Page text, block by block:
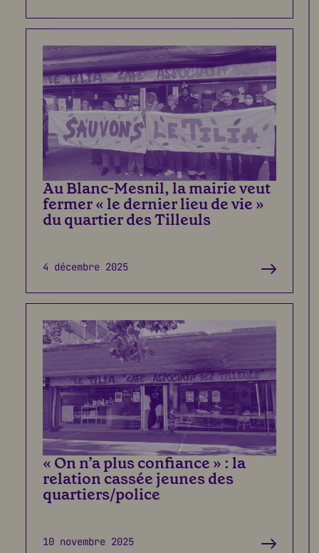
Au Blanc-Mesnil, la mairie veut
fermer « le dernier lieu de vie »
du quartier des Tilleuls
4 décembre 2025
« On n’a plus confiance » : la
relation cassée jeunes des
quartiers/police
10 novembre 2025